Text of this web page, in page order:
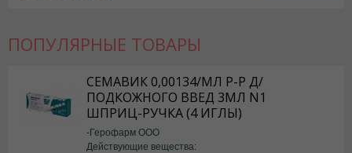
ПОПУЛЯРНЫЕ ТОВАРЫ
СЕМАВИК 0,00134/МЛ Р-Р Д/
ПОДКОЖНОГО ВВЕД 3МЛ N1
ШПРИЦ-РУЧКА (4 ИГЛЫ)
-Герофарм ООО
Действующие вещества: